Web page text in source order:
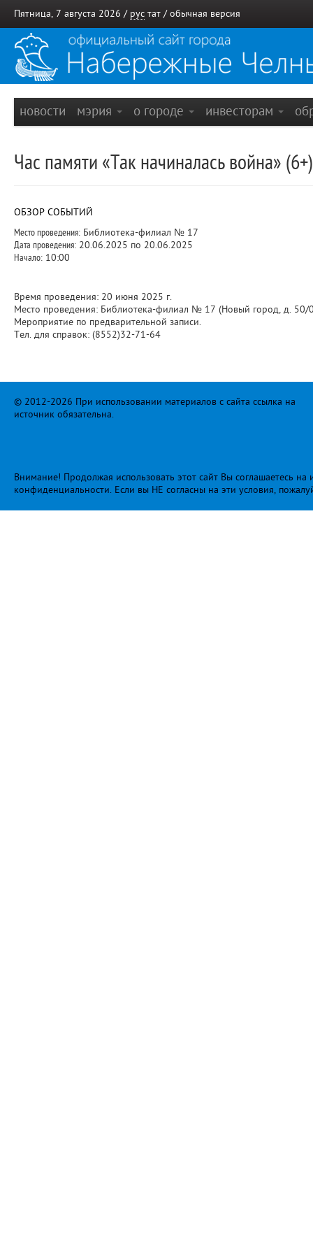
Пятница, 7 августа 2026 / рус тат / обычная версия
новости мэрия о городе инвесторам
Час памяти «Так начиналась война» (6+)
ОБЗОР СОБЫТИЙ
Место проведения: Библиотека-филиал № 17
Дата проведения: 20.06.2025 по 20.06.2025
Начало: 10:00
Время проведения: 20 июня 2025 г.
Место проведения: Библиотека-филиал № 17 (Новый город, д. 50/
Мероприятие по предварительной записи.
Тел. для справок: (8552)32-71-64
© 2012-2026 При использовании материалов с сайта ссылка на
источник обязательна.
Внимание! Продолжая использовать этот сайт Вы соглашаетесь
конфиденциальности. Если вы НЕ согласны на эти условия,